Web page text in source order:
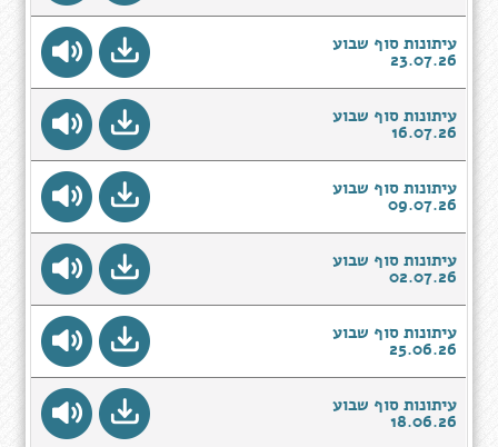
עיתונות סוף שבוע
23.07.26
עיתונות סוף שבוע
16.07.26
עיתונות סוף שבוע
09.07.26
עיתונות סוף שבוע
02.07.26
עיתונות סוף שבוע
25.06.26
עיתונות סוף שבוע
18.06.26